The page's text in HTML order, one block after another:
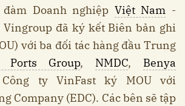
Doanh nghiệp Việt Nam -
Vingroup đã ký kết Biên bản ghi
với ba đối tác hàng đầu Trung
Ports Group, NMDC, Benya
ty VinFast ký MOU với
Company (EDC). Các bên sẽ tập